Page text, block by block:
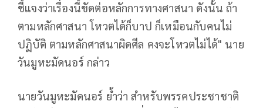
ชี้แจงว่าเรื่องนี้ขัดต่อหลักการทางศาสนา ดังนั้น ถ้า
ตามหลักศาสนา โหวตได้ก็บาป ก็เหมือนกับคนไม่
ปฏิบัติ ตามหลักศาสนาผิดศีล คงจะโหวตไม่ได้" นาย
วันมูหะมัดนอร์ กล่าว
นายวันมูหะมัดนอร์ ย้ำว่า สำหรับพรรคประชาชาติ